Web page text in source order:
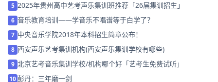
5 2025年贵州高中艺考声乐集训班推荐「26届集训招生」
6 音乐教育培训——学音乐不唱谱等于白学了？
7 中央音乐学院2018年本科招生简章公布！
8 西安声乐艺考集训机构(西安声乐集训学校有哪些)
9 北京艺考音乐集训学校/机构哪个好「艺考生免费试听」
10彭丹：三年磨一剑